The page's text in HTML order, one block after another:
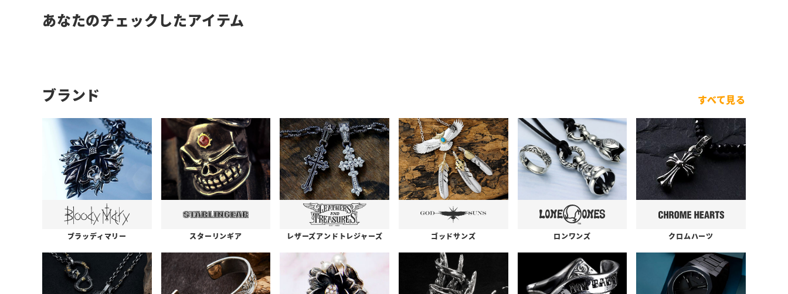
あなたのチェックしたアイテム
ブランド すべて見る
ブラッディマリー スターリンギア レザーズアンドトレジャーズ ゴッドサンズ ロンワンズ クロムハーツ